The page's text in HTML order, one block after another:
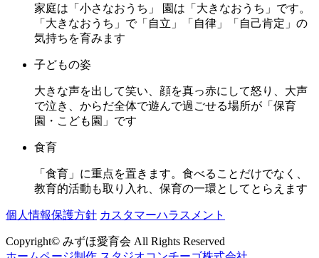
家庭は「小さなおうち」 園は「大きなおうち」です。
「大きなおうち」で「自立」「自律」「自己肯定」の
気持ちを育みます
子どもの姿
大きな声を出して笑い、顔を真っ赤にして怒り、大声
で泣き、からだ全体で遊んで過ごせる場所が「保育
園・こども園」です
食育
「食育」に重点を置きます。食べることだけでなく、
教育的活動も取り入れ、保育の一環としてとらえます
個人情報保護方針 カスタマーハラスメント
Copyright© みずほ愛育会 All Rights Reserved